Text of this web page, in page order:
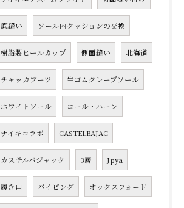
底縫い ソール内クッションの交換
樹脂製ヒールカップ 側面縫い 北海道
チャッカブーツ 生ゴムクレープソール
ホワイトソール コール・ハーン
ナイキコラボ CASTELBAJAC
カステルバジャック 3層 Jpya
履き口 パイピング オックスフォード